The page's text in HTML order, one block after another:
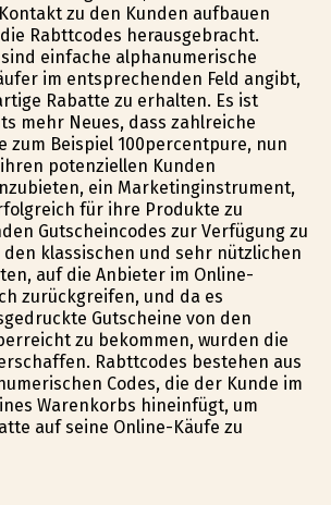
zu den Kunden aufbauen
Rabttcodes herausgebracht.
einfache alphanumerische
im entsprechenden Feld angibt,
Rabatte zu erhalten. Es ist
mehr Neues, dass zahlreiche
zum Beispiel 100percentpure, nun
potenziellen Kunden
ein Marketinginstrument,
für ihre Produkte zu
Gutscheincodes zur Verfügung zu
klassischen und sehr nützlichen
auf die Anbieter im Online-
zurückgreifen, und da es
Gutscheine von den
zu bekommen, wurden die
Rabttcodes bestehen aus
Codes, die der Kunde im
Warenkorbs hineinfügt, um
auf seine Online-Käufe zu